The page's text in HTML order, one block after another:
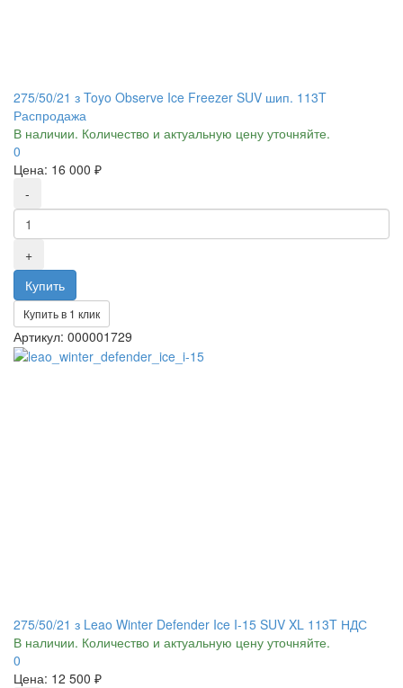
275/50/21 з Toyo Observe Ice Freezer SUV шип. 113T
Распродажа
В наличии. Количество и актуальную цену уточняйте.
0
Цена: 16 000 ₽
Купить в 1 клик
Артикул: 000001729
275/50/21 з Leao Winter Defender Ice I-15 SUV XL 113T НДС
В наличии. Количество и актуальную цену уточняйте.
0
Цена: 12 500 ₽